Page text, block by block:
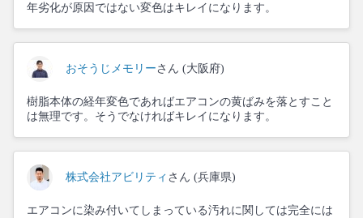
年劣化が原因ではない変色はキレイになります。
おそうじメモリー さん (大阪府)
樹脂本体の経年変色であればエアコンの黄ばみを落とすこと
は無理です。そうでなければキレイになります。
株式会社アビリティ さん (兵庫県)
エアコンに染み付いてしまっている汚れに関しては完全には